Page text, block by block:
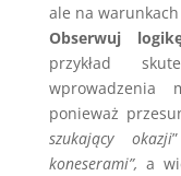
ale na
Obserwuj
przykład
wprowadzenia
ponieważ
szukający okazji
koneserami”, a